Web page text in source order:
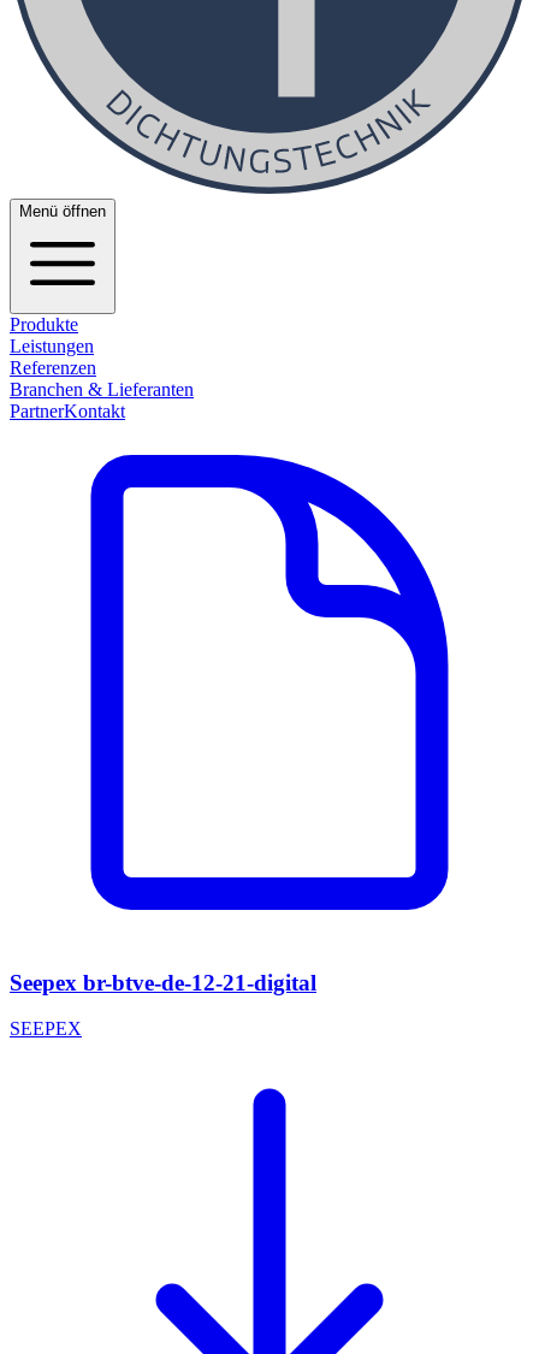
Menü öffnen
Produkte
Leistungen
Referenzen
Branchen & Lieferanten
PartnerKontakt
Seepex br-btve-de-12-21-digital
SEEPEX